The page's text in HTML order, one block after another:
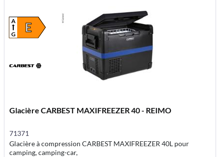
E
A
G
Glacière CARBEST MAXIFREEZER 40 - REIMO
71371
Glacière à compression CARBEST MAXIFREEZER 40L pour
camping, camping-car,